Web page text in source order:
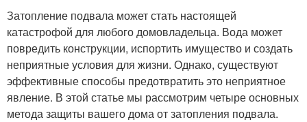
Затопление подвала может стать настоящей
катастрофой для любого домовладельца. Вода может
повредить конструкции, испортить имущество и создать
неприятные условия для жизни. Однако, существуют
эффективные способы предотвратить это неприятное
явление. В этой статье мы рассмотрим четыре основных
метода защиты вашего дома от затопления подвала.